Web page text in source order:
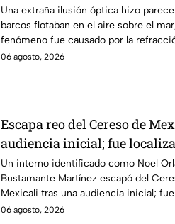
redes sociales
Una extraña ilusión óptica hizo
barcos flotaban en el aire sobre el
fenómeno fue causado por la
06 agosto, 2026
Escapa reo del Cereso de
audiencia inicial; fue
después
Un interno identificado como Noel
Bustamante Martínez escapó del
Mexicali tras una audiencia inicial;
noche del miércoles.
06 agosto, 2026